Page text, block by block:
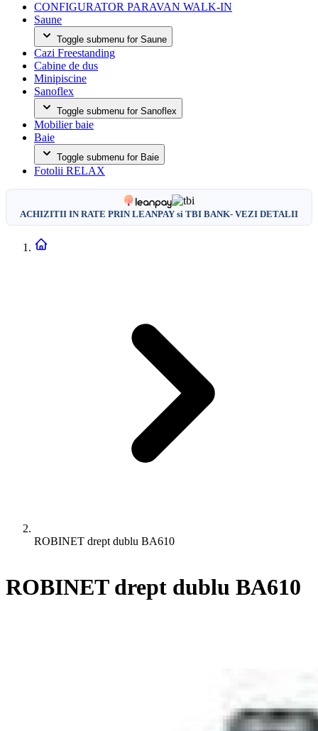
CONFIGURATOR PARAVAN WALK-IN
Saune
Toggle submenu for Saune
Cazi Freestanding
Cabine de dus
Minipiscine
Sanoflex
Toggle submenu for Sanoflex
Mobilier baie
Baie
Toggle submenu for Baie
Fotolii RELAX
ACHIZITII IN RATE PRIN LEANPAY si TBI BANK- VEZI DETALII
ROBINET drept dublu BA610
ROBINET drept dublu BA610